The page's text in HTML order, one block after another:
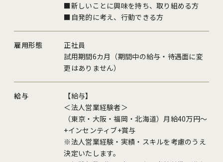
■新しいことに興味を持ち、取り組める方
■自発的に考え、行動できる方
雇用形態
正社員
試用期間6カ月（期間中の給与・待遇面に変
更はありません）
給与
【給与】
＜法人営業経験者＞
（東京・大阪・福岡・北海道）月給40万円～
+インセンティブ+賞与
※法人営業経験・実績・スキルを考慮のうえ
決定いたします。